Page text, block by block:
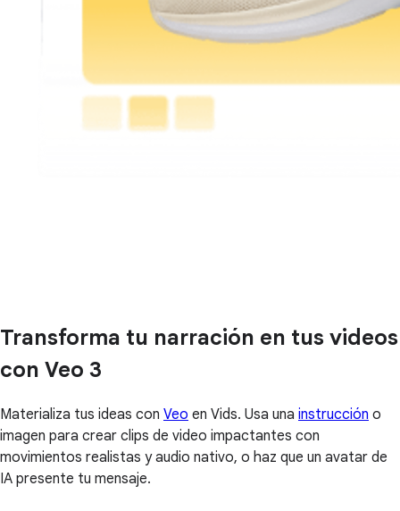
Transforma tu narración en tus videos
con Veo 3
Materializa tus ideas con Veo en Vids. Usa una instrucción o
imagen para crear clips de video impactantes con
movimientos realistas y audio nativo, o haz que un avatar de
IA presente tu mensaje.